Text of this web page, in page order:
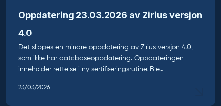
Oppdatering 23.03.2026 av Zirius versjon
4.0
Det slippes en mindre oppdatering av Zirius versjon 4.0,
som ikke har databaseoppdatering. Oppdateringen
inneholder rettelse i ny sertifiseringsrutine. Ble…
23/03/2026